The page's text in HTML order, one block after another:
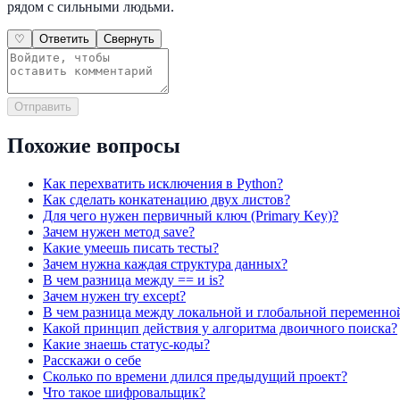
рядом с сильными людьми.
♡ Ответить Свернуть
Отправить
Похожие вопросы
Как перехватить исключения в Python?
Как сделать конкатенацию двух листов?
Для чего нужен первичный ключ (Primary Key)?
Зачем нужен метод save?
Какие умеешь писать тесты?
Зачем нужна каждая структура данных?
В чем разница между == и is?
Зачем нужен try except?
В чем разница между локальной и глобальной
Какой принцип действия у алгоритма двоичного поиска?
Какие знаешь статус-коды?
Расскажи о себе
Сколько по времени длился предыдущий проект?
Что такое шифровальщик?